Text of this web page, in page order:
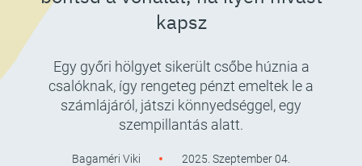
kapsz
Egy győri hölgyet sikerült csőbe húznia a
csalóknak, így rengeteg pénzt emeltek le a
számlájáról, játszi könnyedséggel, egy
szempillantás alatt.
Bagaméri Viki 2025. Szeptember 04.